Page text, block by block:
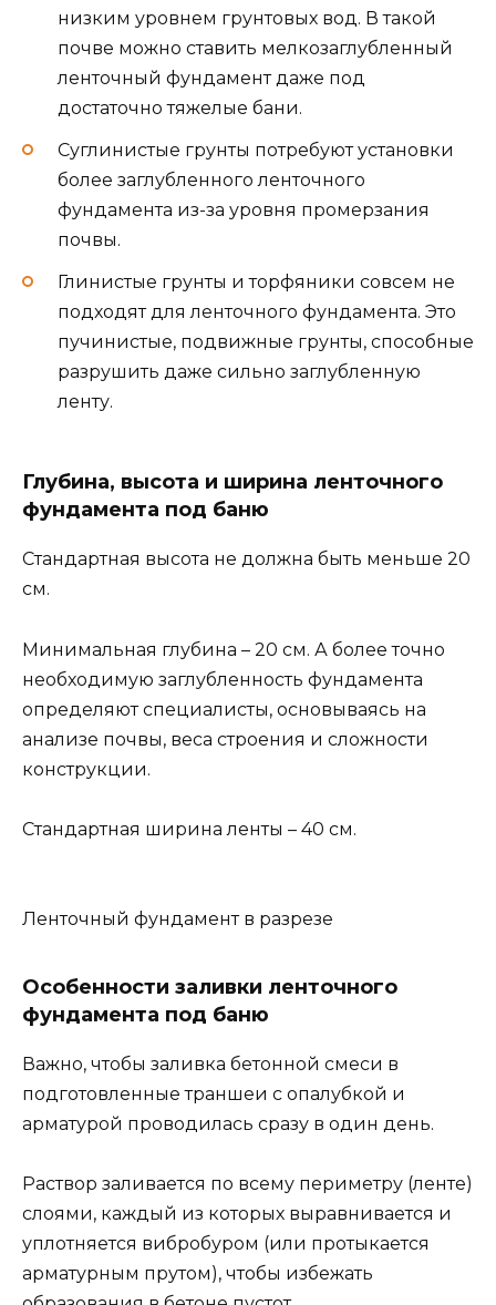
низким уровнем грунтовых вод. В такой
почве можно ставить мелкозаглубленный
ленточный фундамент даже под
достаточно тяжелые бани.
Суглинистые грунты потребуют установки
более заглубленного ленточного
фундамента из-за уровня промерзания
почвы.
Глинистые грунты и торфяники совсем не
подходят для ленточного фундамента. Это
пучинистые, подвижные грунты, способные
разрушить даже сильно заглубленную
ленту.
Глубина, высота и ширина ленточного
фундамента под баню
Стандартная высота не должна быть меньше 20
см.
Минимальная глубина – 20 см. А более точно
необходимую заглубленность фундамента
определяют специалисты, основываясь на
анализе почвы, веса строения и сложности
конструкции.
Стандартная ширина ленты – 40 см.
Ленточный фундамент в разрезе
Особенности заливки ленточного
фундамента под баню
Важно, чтобы заливка бетонной смеси в
подготовленные траншеи с опалубкой и
арматурой проводилась сразу в один день.
Раствор заливается по всему периметру (ленте)
слоями, каждый из которых выравнивается и
уплотняется вибробуром (или протыкается
арматурным прутом), чтобы избежать